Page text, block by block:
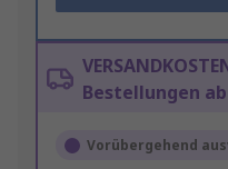
Bestellungen ab
Vorübergehend